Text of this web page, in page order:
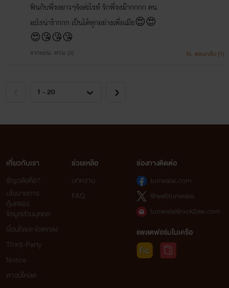
ฟินกับพี่รงยาวๆจังค่ะไรท์ รักพี่รงม๊ากกกก คน
อะไรน่าร้ากกก เป็นได้ทุกอย่างเพื่อเมีย😍😍
😍😘😘😘
จากตอน: หวน (3) ตอบกลับ (1)
เกี่ยวกับเรา
ธัญวลัยคือ?
นโยบายการ
คุ้มครอง
ข้อมูลส่วนบุคคล
เงื่อนไขและข้อตกลง
Third-Party
Notice
ดาวน์โหลด
ช่วยเหลือ
บทความ
FAQ
ช่องทางติดต่อ
tunwalai.com
@webtunwalai
tunwalai@ookbee.com
แพลตฟอร์มในเครือ